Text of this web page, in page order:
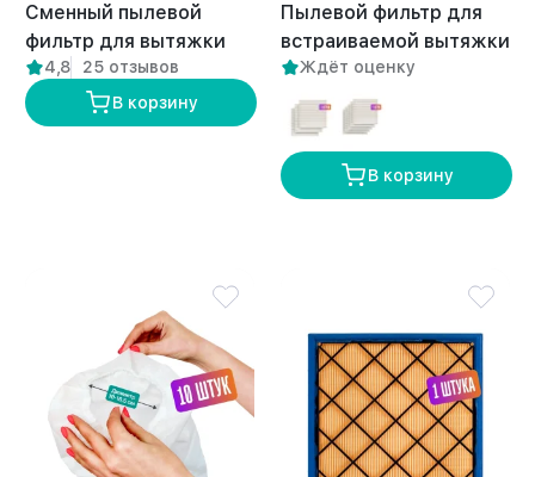
Сменный пылевой
фильтр для вытяжки
DUO 1 шт
4,8
25 отзывов
В корзину
Пылевой фильтр для
встраиваемой вытяжки
Anvikor FLOW
Ждёт оценку
В корзину